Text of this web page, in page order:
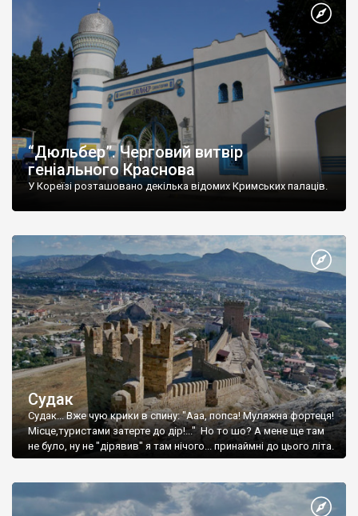
“Дюльбер”. Черговий витвір
геніального Краснова
У Кореїзі розташовано декілька відомих Кримських палаців.
Судак
Судак... Вже чую крики в спину: "Ааа, попса! Муляжна фортеця!
Місце,туристами затерте до дір!..." Но то шо? А мене ще там
не було, ну не "дірявив" я там нічого... принаймні до цього літа.